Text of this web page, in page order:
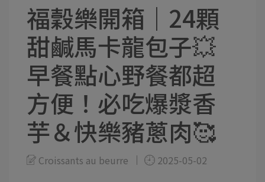
福穀樂開箱｜24顆
甜鹹馬卡龍包子💥
早餐點心野餐都超
方便！必吃爆漿香
芋＆快樂豬蔥肉🥰
Croissants au beurre 2025-05-02